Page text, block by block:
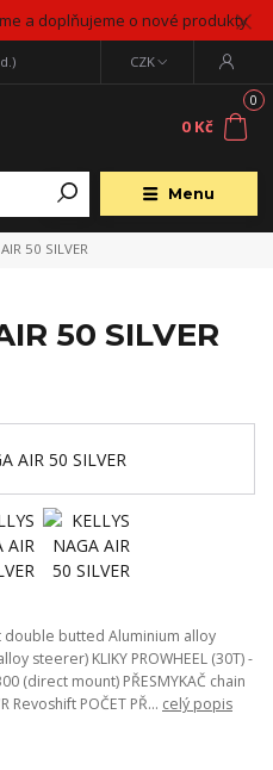
a doplňujeme o nové produkty
Menu
CZK
0
0 Kč
50 SILVER
50 SILVER
double butted Aluminium alloy
steerer) KLIKY PROWHEEL (30T) -
(direct mount) PŘESMYKAČ chain
Revoshift POČET PŘ... celý popis